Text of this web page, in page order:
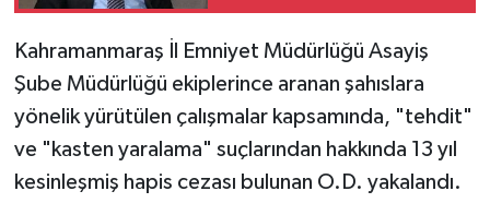
Kahramanmaraş İl Emniyet Müdürlüğü Asayiş
Şube Müdürlüğü ekiplerince aranan şahıslara
yönelik yürütülen çalışmalar kapsamında, "tehdit"
ve "kasten yaralama" suçlarından hakkında 13 yıl
kesinleşmiş hapis cezası bulunan O.D. yakalandı.
TEKNOLOJİ
YAŞAM
KÜLTÜR SANAT